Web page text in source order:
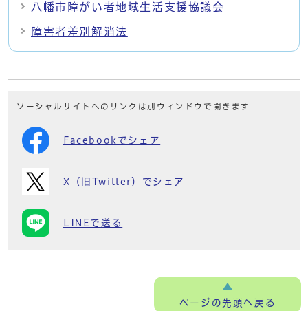
八幡市障がい者地域生活支援協議会
障害者差別解消法
ソーシャルサイトへのリンクは別ウィンドウで開きます
Facebookでシェア
X（旧Twitter）でシェア
LINEで送る
ページの先頭へ戻る